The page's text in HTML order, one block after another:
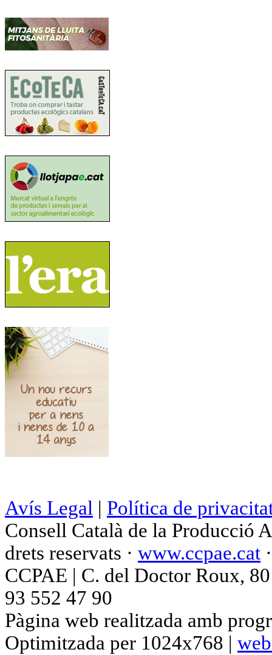
Avís Legal | Política de
Consell Català de la Producció
drets reservats · www.ccpae.cat
CCPAE | C. del Doctor Roux,
93 552 47 90
Pàgina web realitzada amb
Optimitzada per 1024x768 |